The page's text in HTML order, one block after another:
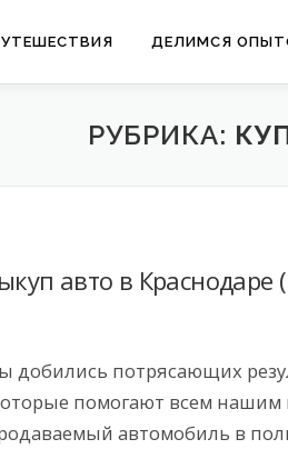
ДЕЛИМСЯ
РУБРИКА:
авто в Краснодаре
потрясающих
помогают всем нашим
автомобиль в